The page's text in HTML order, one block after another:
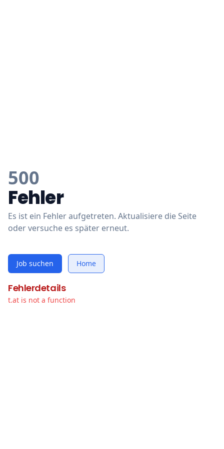
500
Fehler
Es ist ein Fehler aufgetreten. Aktualisiere die Seite
oder versuche es später erneut.
Job suchen Home
Fehlerdetails
t.at is not a function